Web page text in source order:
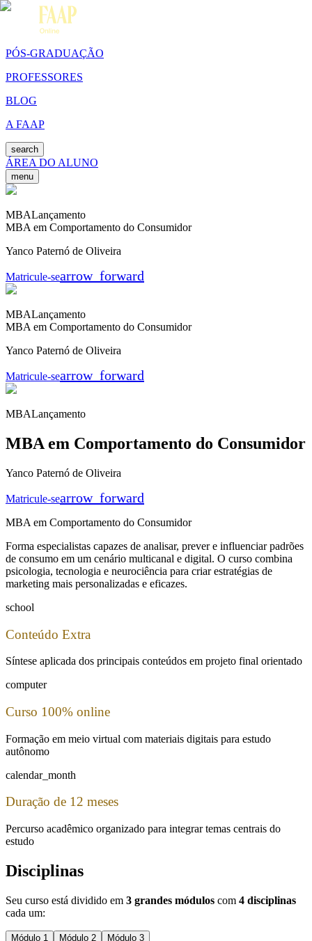
PÓS-GRADUAÇÃO
PROFESSORES
BLOG
A FAAP
search
ÁREA DO ALUNO
menu
MBALançamento
MBA em Comportamento do Consumidor
Yanco Paternó de Oliveira
Matricule-searrow_forward
MBALançamento
MBA em Comportamento do Consumidor
Yanco Paternó de Oliveira
Matricule-searrow_forward
MBALançamento
MBA em Comportamento do Consumidor
Yanco Paternó de Oliveira
Matricule-searrow_forward
MBA em Comportamento do Consumidor
Forma especialistas capazes de analisar, prever e influenciar padrões
de consumo em um cenário multicanal e digital. O curso combina
psicologia, tecnologia e neurociência para criar estratégias de
marketing mais personalizadas e eficazes.
school
Conteúdo Extra
Síntese aplicada dos principais conteúdos em projeto final orientado
computer
Curso 100% online
Formação em meio virtual com materiais digitais para estudo
autônomo
calendar_month
Duração de 12 meses
Percurso acadêmico organizado para integrar temas centrais do
estudo
Disciplinas
Seu curso está dividido em 3 grandes módulos com 4 disciplinas
cada um:
Módulo 1 Módulo 2 Módulo 3